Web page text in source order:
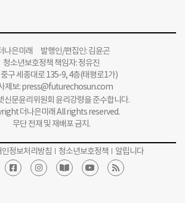
나은미래 발행인/편집인: 김윤곤
청소년보호정책 책임자: 정유진
구 세종대로 135-9, 4층(태평로1가)
제보:press@futurechosun.com
신문윤리위원회 윤리강령을 준수합니다.
더나은미래 All rights reserved.
무단 전재 및 재배포 금지.
인정보처리방침 청소년보호정책 알립니다